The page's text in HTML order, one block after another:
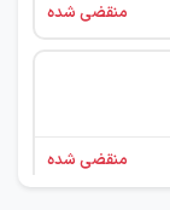
منقضی شده
منقضی شده